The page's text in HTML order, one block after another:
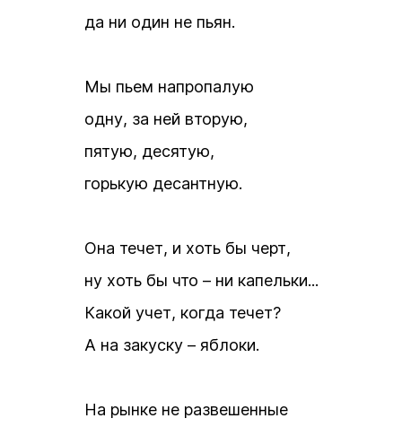
да ни один не пьян.
Мы пьем напропалую
одну, за ней вторую,
пятую, десятую,
горькую десантную.
Она течет, и хоть бы черт,
ну хоть бы что – ни капельки...
Какой учет, когда течет?
А на закуску – яблоки.
На рынке не развешенные